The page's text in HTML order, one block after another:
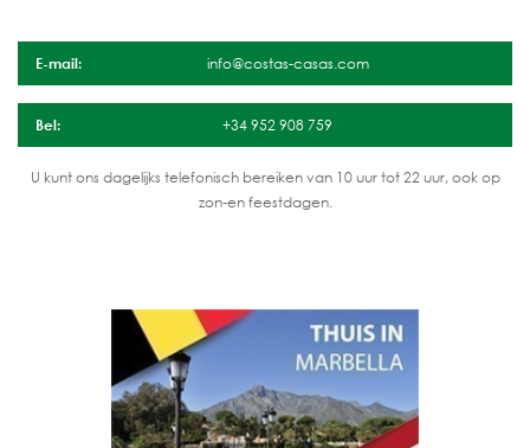
E-mail: info@costas-casas.com
Bel: +34 952 908 759
U kunt ons dagelijks telefonisch bereiken van 10 uur tot 22 uur, ook op
zon-en feestdagen.